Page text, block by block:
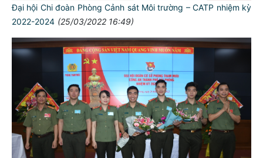
Đại hội Chi đoàn Phòng Cảnh sát Môi trường – CATP nhiệm kỳ
2022-2024 (25/03/2022 16:49)